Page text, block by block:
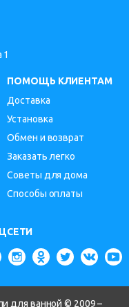
ПОМОЩЬ КЛИЕНТАМ
Доставка
Установка
Обмен и возврат
Заказать легко
Советы для дома
Способы оплаты
для ванной © 2009 –